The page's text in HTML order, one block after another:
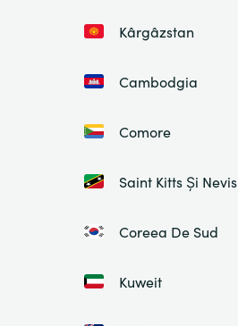
Kârgâzstan
Cambodgia
Comore
Saint Kitts Și Nevis
Coreea De Sud
Kuweit